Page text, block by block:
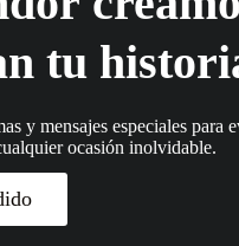
tu
y mensajes especiales para
ocasión inolvidable.